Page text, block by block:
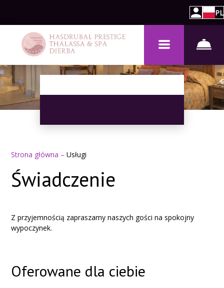
PL
Strona główna –Usługi
Świadczenie
Z przyjemnością zapraszamy naszych gości na spokojny
wypoczynek.
Oferowane dla ciebie